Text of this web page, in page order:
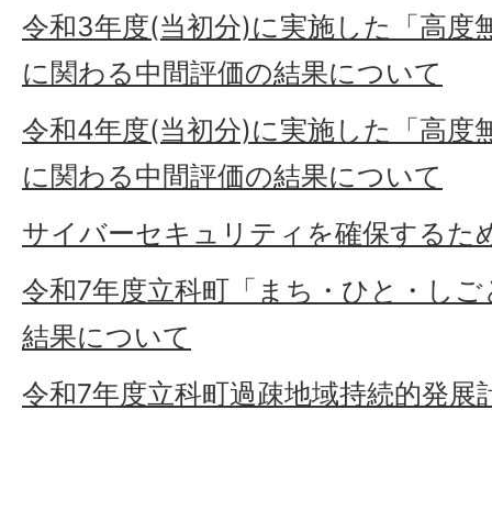
令和3年度(当初分)に実施した「高度
に関わる中間評価の結果について
令和4年度(当初分)に実施した「高度
に関わる中間評価の結果について
サイバーセキュリティを確保するた
令和7年度立科町「まち・ひと・し
結果について
令和7年度立科町過疎地域持続的発